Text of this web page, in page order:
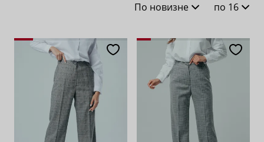
По новизне
По популярности
По возрастанию цены
По убыванию цены
по 16
28